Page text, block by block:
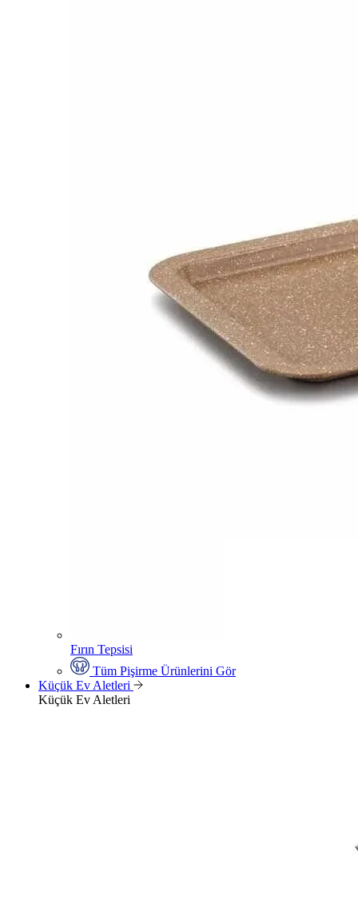
Fırın Tepsisi
Tüm Pişirme Ürünlerini Gör
Küçük Ev Aletleri
Küçük Ev Aletleri